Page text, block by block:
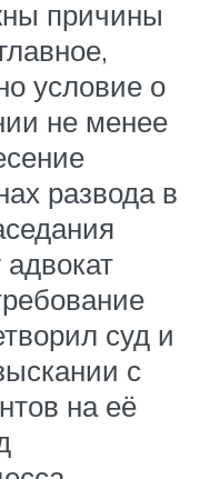
причины
условие о
не менее
развода в
суд и
с
на её